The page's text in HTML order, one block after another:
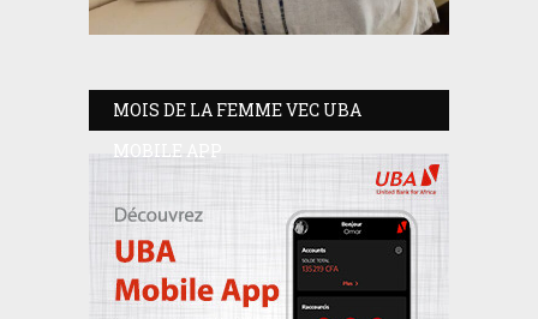
MOIS DE LA FEMME VEC UBA
MOBILE APP